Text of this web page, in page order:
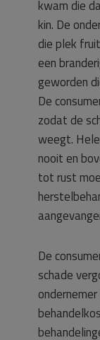
kwam die
kin. De
die plek
een
geworden
De
zodat de
weegt.
nooit en
tot rust
De
schade